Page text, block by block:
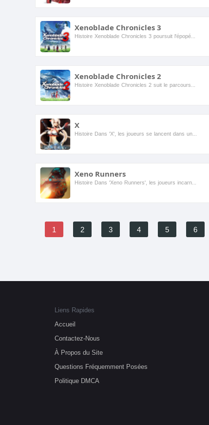
Xenoblade Chronicles 3
Histoire Xenoblade Chronicles 3 poursuit l'épopée de la série Xenoblade, se déroulant dans le vaste monde d'Aionios, où deux nations, Keves et Agnus, sont en guerre. Les joueurs suivent le parc...
Xenoblade Chronicles 2
Histoire Xenoblade Chronicles 2 suit le parcours de Rex, un jeune récupérateur qui découvre une mystérieuse fille nommée Pyra, qui est la clé pour débloquer le pouvoir des Titans. Ensemble, i...
X
Histoire Dans 'X', les joueurs se lancent dans un voyage épique à travers un monde fantastique rempli de créatures mythiques et de secrets anciens. Le protagoniste, un héros courageux, doit navi...
Xeno Runners
Histoire Dans 'Xeno Runners', les joueurs incarnent des coureurs d'élite dans un monde futuriste où ils doivent naviguer à travers des paysages extraterrestres remplis d'obstacles et d'ennemis. L...
1 2 3 4 5 6
Liens Rapides
Accueil
Contactez-Nous
À Propos du Site
Questions Fréquemment Posées
Politique DMCA